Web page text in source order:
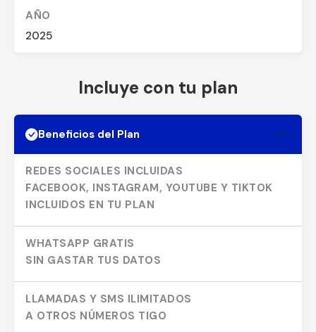
AÑO
2025
Incluye con tu plan
Beneficios del Plan
REDES SOCIALES INCLUIDAS
FACEBOOK, INSTAGRAM, YOUTUBE Y TIKTOK
INCLUIDOS EN TU PLAN
WHATSAPP GRATIS
SIN GASTAR TUS DATOS
LLAMADAS Y SMS ILIMITADOS
A OTROS NÚMEROS TIGO